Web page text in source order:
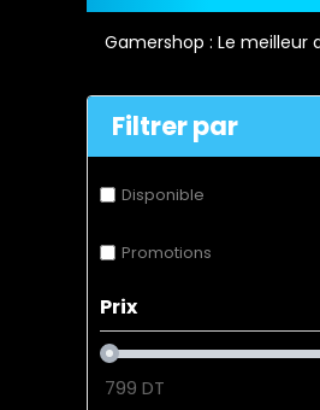
Gamershop : Le
Filtrer par
Disponible
Promotions
Prix
799 DT